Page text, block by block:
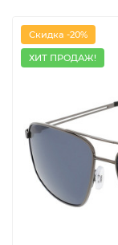
Скидка -20%
ХИТ ПРОДАЖ!